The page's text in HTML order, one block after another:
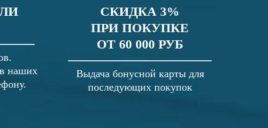
наших
СКИДКА 3%
ПРИ ПОКУПКЕ
ОТ 60 000 РУБ
Выдача бонусной карты для
последующих покупок